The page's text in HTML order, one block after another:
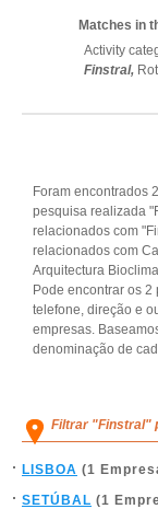
Matches in
Activity
Finstral,
Foram encontrados
pesquisa realizada
relacionados com
relacionados com
Arquitectura
Pode encontrar os
telefone, direção e
empresas.
denominação de
Filtrar "Finstral"
LISBOA (1
SETÚBAL (1